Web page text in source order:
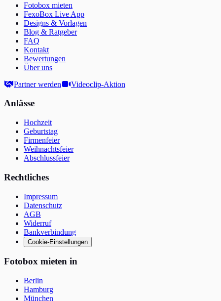
Fotobox mieten
FexoBox Live App
Designs & Vorlagen
Blog & Ratgeber
FAQ
Kontakt
Bewertungen
Über uns
Partner werden
Videoclip-Aktion
Anlässe
Hochzeit
Geburtstag
Firmenfeier
Weihnachtsfeier
Abschlussfeier
Rechtliches
Impressum
Datenschutz
AGB
Widerruf
Bankverbindung
Cookie-Einstellungen
Fotobox mieten in
Berlin
Hamburg
München